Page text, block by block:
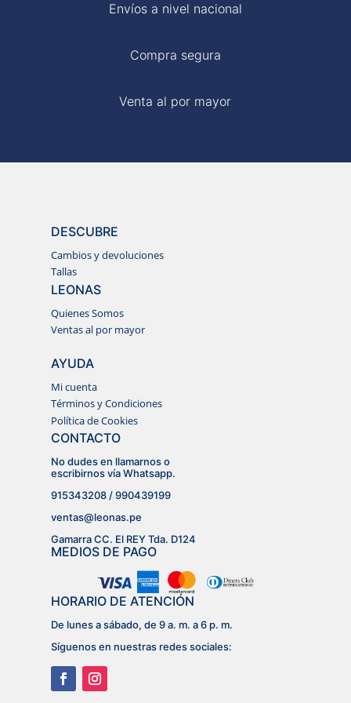
Envíos a nivel nacional
Compra segura
Venta al por mayor
DESCUBRE
Cambios y devoluciones
Tallas
LEONAS
Quienes Somos
Ventas al por mayor
AYUDA
Mi cuenta
Términos y Condiciones
Política de Cookies
CONTACTO
No dudes en llamarnos o
escribirnos vía Whatsapp.
915343208 / 990439199
ventas@leonas.pe
Gamarra CC. El REY Tda. D124
MEDIOS DE PAGO
HORARIO DE ATENCIÓN
De lunes a sábado, de 9 a. m. a 6 p. m.
Síguenos en nuestras redes sociales: